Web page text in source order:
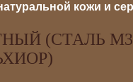
кожи и
(СТАЛЬ